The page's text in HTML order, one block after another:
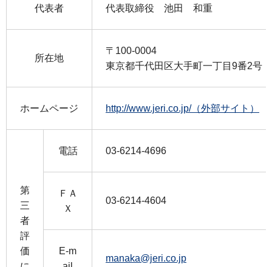
代表者 代表取締役 池田 和重
所在地
〒100-0004
東京都千代田区大手町一丁目9番2号
ホームページ http://www.jeri.co.jp/（外部サイト）
第
三
者
評
価
電話 03-6214-4696
ＦＡ
Ｘ
03-6214-4604
E-m
manaka@jeri.co.jp